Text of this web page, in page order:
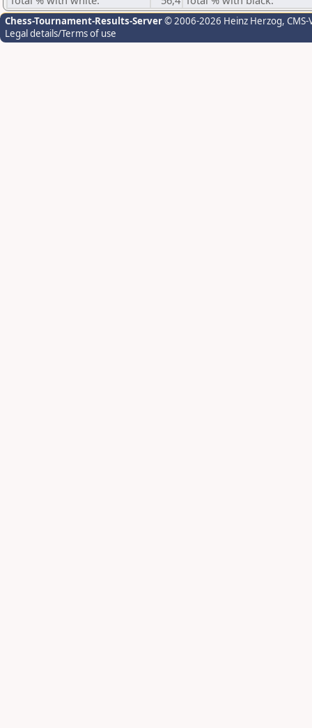
Chess-Tournament-Results-Server© 2006-2026 Heinz Herzog,
Legal details/Terms of use